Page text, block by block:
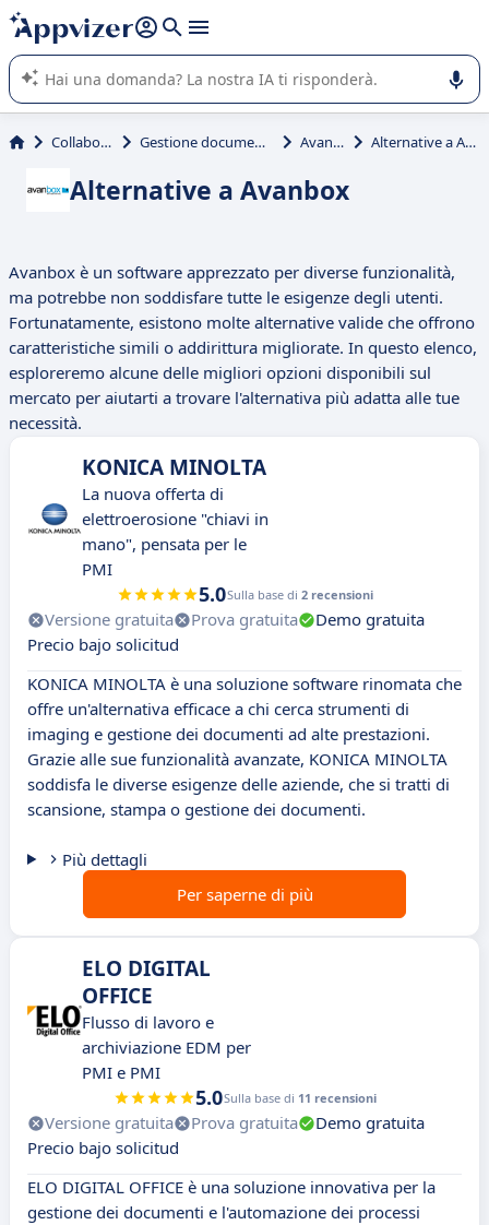
righe con
shift + enter
L'IA di Appvizer vi guida nell'utilizzo o nella scelta di un
software SaaS per la vostra azienda.
Collaborativi Gestione documenti (DMS) Avanbox Alternative a Avanbox
Alternative a Avanbox
Avanbox è un software apprezzato per diverse funzionalità,
ma potrebbe non soddisfare tutte le esigenze degli utenti.
Fortunatamente, esistono molte alternative valide che offrono
caratteristiche simili o addirittura migliorate. In questo elenco,
esploreremo alcune delle migliori opzioni disponibili sul
mercato per aiutarti a trovare l'alternativa più adatta alle tue
necessità.
KONICA MINOLTA
La nuova offerta di
elettroerosione "chiavi in
mano", pensata per le
PMI
5.0Sulla base di 2 recensioni
Versione gratuita Prova gratuita
Demo gratuita
Precio bajo solicitud
KONICA MINOLTA è una soluzione software rinomata che
offre un'alternativa efficace a chi cerca strumenti di
imaging e gestione dei documenti ad alte prestazioni.
Grazie alle sue funzionalità avanzate, KONICA MINOLTA
soddisfa le diverse esigenze delle aziende, che si tratti di
scansione, stampa o gestione dei documenti.
Più dettagli
Per saperne di più
ELO DIGITAL
OFFICE
Flusso di lavoro e
archiviazione EDM per
PMI e PMI
5.0Sulla base di 11 recensioni
Versione gratuita Prova gratuita
Demo gratuita
Precio bajo solicitud
ELO DIGITAL OFFICE è una soluzione innovativa per la
gestione dei documenti e l'automazione dei processi